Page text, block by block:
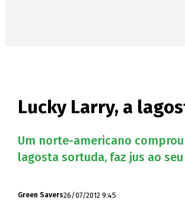
Lucky Larry, a
Um norte-americano
lagosta sortuda, faz jus ao
Green Savers26/07/2012 9:45